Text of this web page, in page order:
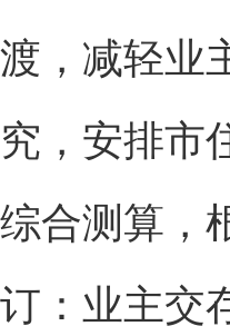
，减轻业
，安排市
合测算，
：业主交